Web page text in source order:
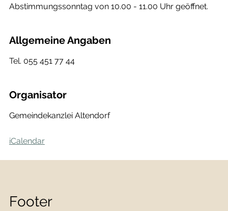
Abstimmungssonntag von 10.00 - 11.00 Uhr geöffnet.
Allgemeine Angaben
Tel. 055 451 77 44
Organisator
Gemeindekanzlei Altendorf
iCalendar
Footer